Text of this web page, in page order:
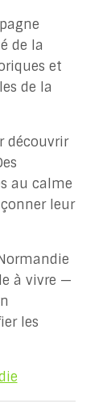
de la
et
de la
découvrir
au calme
leur
à vivre —
les